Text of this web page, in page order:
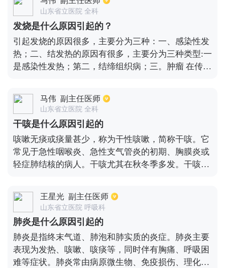
腹部、四肢、眼睛，然后到达皮肤，出现疱疹，由于
在感染此种病毒之后是沿神经发病的，因此会呈带状
分布。
山东省立医院 全科
发烧是什么原因引起的？
引起发烧的原因很多，主要分为三种：一、感染性发
热；二、结发热的原因有很多，主要分为三种类型:一
是感染性发热；第二，结缔组织病；三。肿瘤 在传染
起发烧。 在非传染性发热中，最重要的是结缔组织疾
病，即风湿性疾病，包括红斑狼疮、类风湿性关节
炎、皮肌炎等。，这只能通过详细的检查来诊断。 另
一种发热性疾病是肿瘤性疾病，最常见的是血液肿
瘤，如淋巴瘤、白血病等。 [热是由多种原因引起
的，其中最常见的是感染，包括各种细菌感染、病毒
感染、支原体感染等结缔组织疾病、恶性肿瘤等。是
性来源包括外源性和内源性热原性来源 外源热源有多
种，包括:1.各种微生物病原体及其产物、病毒、真
菌、支原体细菌2.炎性渗出物和无菌坏死组织3.抗原
抗体复合物4.一些类固醇物质，尤其是肾上腺皮质激
素的代谢产物，原烷醇酮5.多糖、多核苷酸和淋巴细
胞激活因子会导致发烧
马伟 副主任医师
山东省立医院 全科
干咳是什么原因引起的
咳嗽无痰或痰量甚少，称为干性咳嗽，简称干咳。它
常见于急性咽喉炎、急性支气管炎的初期、胸膜炎或
轻症肺结核的病人。干咳尤其在秋冬季多发。干咳主
另一方面是感染了支原体，造成了支原体肺炎。从中
医角度分析，是因为肺在五脏中属水，最容易受到火
的影响，火多而肺燥，所以会引起干咳。
王星光 副主任医师
山东省立医院 呼吸科
肺炎是什么原因引起的
肺炎是指终末气道、肺泡和肺实质的炎症。肺炎主要
表现为发热、咳嗽、咳痰等，同时伴有胸痛、呼吸困
难等症状。肺炎常由病原微生物、免疫损伤、理化因